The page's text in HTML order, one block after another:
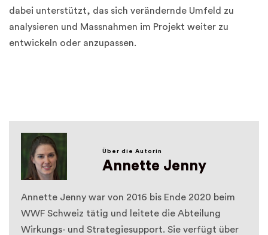
dabei unterstützt, das sich verändernde Umfeld zu
analysieren und Massnahmen im Projekt weiter zu
entwickeln oder anzupassen.
Über die Autorin
Annette Jenny
Annette Jenny war von 2016 bis Ende 2020 beim
WWF Schweiz tätig und leitete die Abteilung
Wirkungs- und Strategiesupport. Sie verfügt über